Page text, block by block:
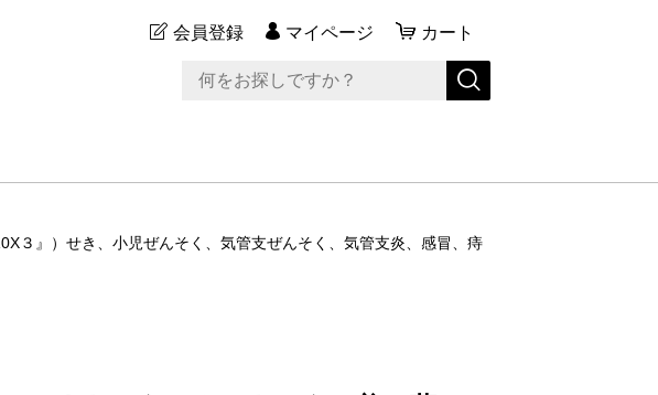
会員登録 マイページ カート
３』）せき、小児ぜんそく、気管支ぜんそく、気管支炎、感冒、痔